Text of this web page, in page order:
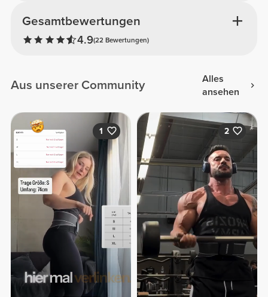
Gesamtbewertungen
4.9(22 Bewertungen)
Aus unserer Community
Alles
ansehen
1 2